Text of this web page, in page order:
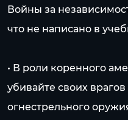
Войны за
что не написано в
• В роли коренного
убивайте своих
огнестрельного